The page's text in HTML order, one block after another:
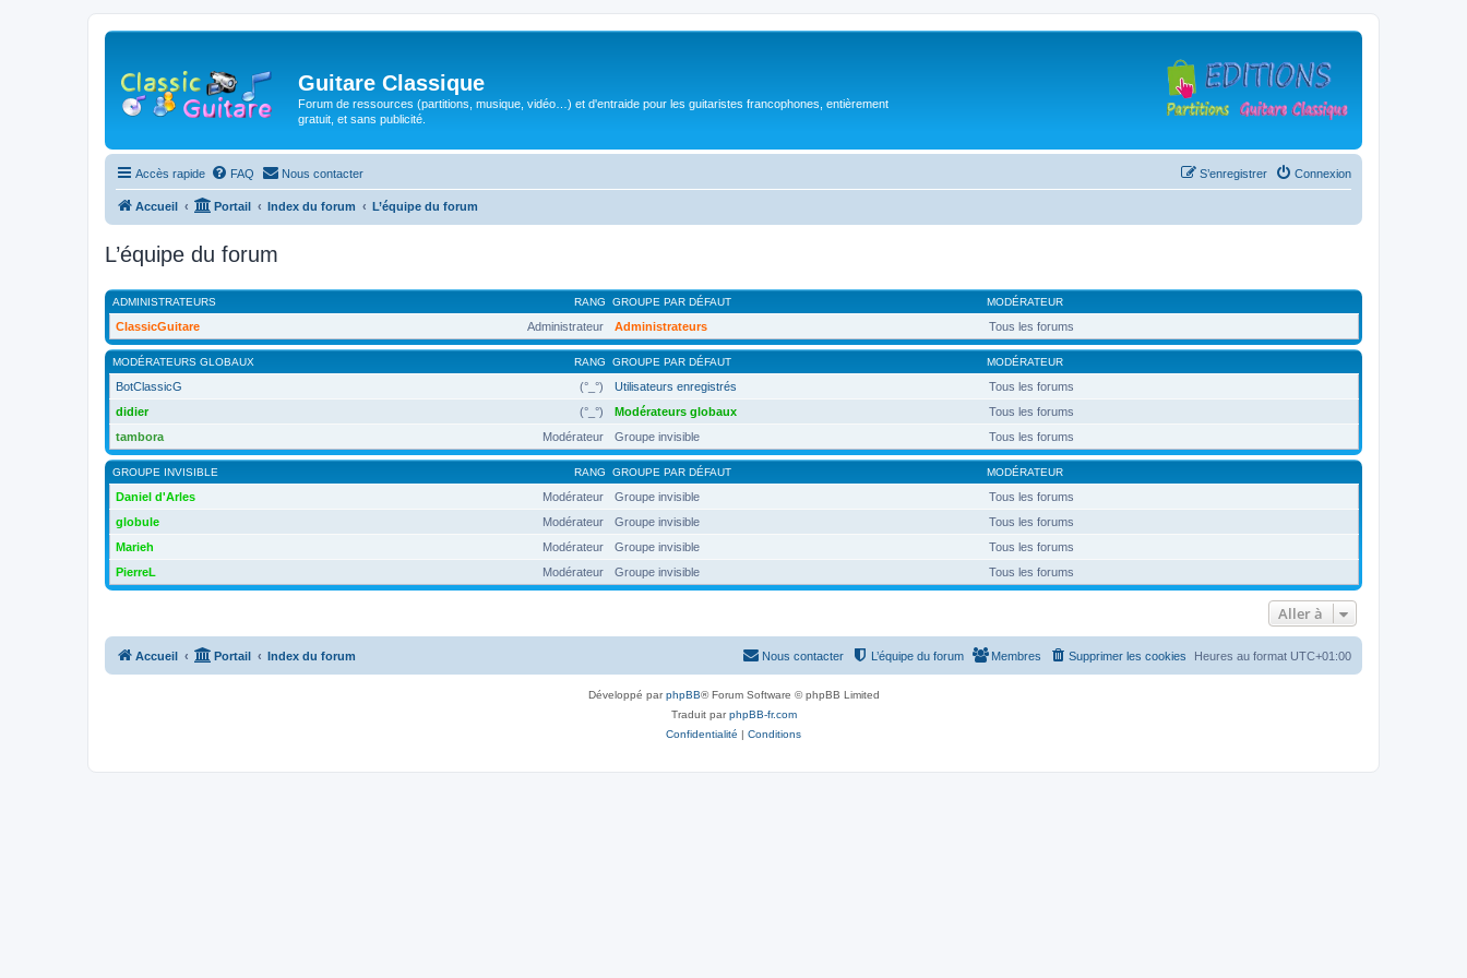
Guitare Classique
Forum de ressources (partitions, musique, vidéo…) et d'entraide pour les guitaristes francophones, entièrement
gratuit, et sans publicité.
Accès rapide FAQ Nous contacter Connexion
S’enregistrer
Accueil Portail Index du forum L’équipe du forum
L’équipe du forum
RANG
ADMINISTRATEURS GROUPE PAR DÉFAUT MODÉRATEUR
Administrateur
ClassicGuitare Administrateurs Tous les forums
RANG
MODÉRATEURS GLOBAUX GROUPE PAR DÉFAUT MODÉRATEUR
(°_°)
BotClassicG Utilisateurs enregistrés
Tous les forums
(°_°)
didier Modérateurs globaux
Tous les forums
Modérateur
tambora Groupe invisible Tous les forums
RANG
GROUPE INVISIBLE GROUPE PAR DÉFAUT MODÉRATEUR
Modérateur
Daniel d'Arles Groupe invisible
Tous les forums
Modérateur
globule Groupe invisible
Tous les forums
Modérateur
Marieh Groupe invisible
Tous les forums
Modérateur
PierreL Groupe invisible Tous les forums
Aller à
Accueil Portail Index du forum Heures au format UTC+01:00
Supprimer les cookies
Membres
L’équipe du forum
Nous contacter
Développé parphpBB® Forum Software © phpBB Limited
Traduit parphpBB-fr.com
Confidentialité | Conditions